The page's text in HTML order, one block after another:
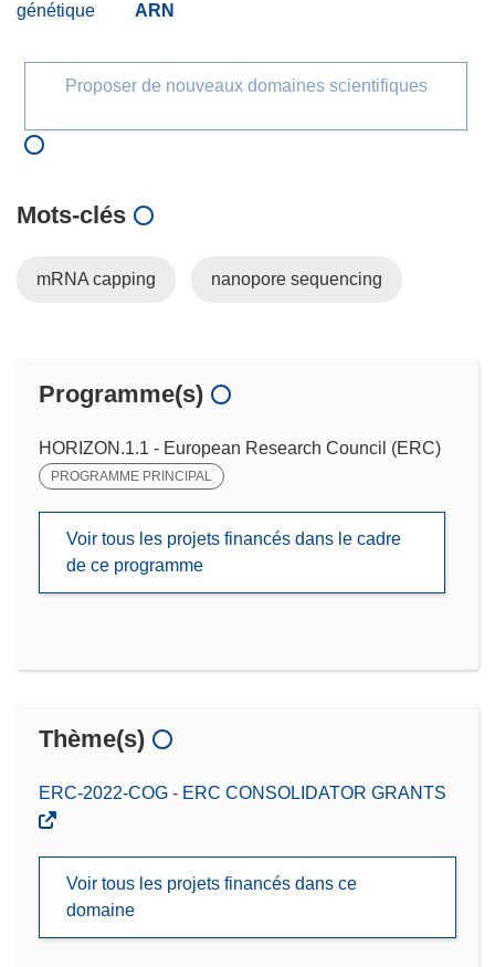
génétique
ARN
Proposer de nouveaux domaines scientifiques
Mots‑clés
mRNA capping nanopore sequencing
Programme(s)
HORIZON.1.1 - European Research Council (ERC)
PROGRAMME PRINCIPAL
Voir tous les projets financés dans le cadre
de ce programme
Thème(s)
ERC-2022-COG - ERC CONSOLIDATOR GRANTS
Voir tous les projets financés dans ce
domaine